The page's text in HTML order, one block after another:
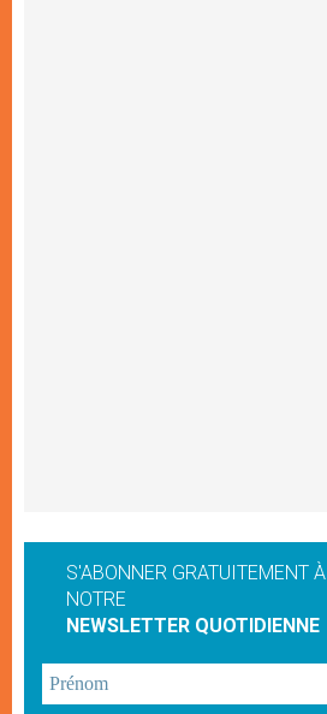
S'ABONNER GRATUITEMENT À
NOTRE
NEWSLETTER QUOTIDIENNE